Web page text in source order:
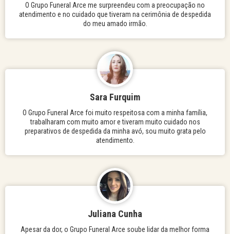
O Grupo Funeral Arce me surpreendeu com a preocupação no
atendimento e no cuidado que tiveram na cerimônia de despedida
do meu amado irmão.
Sara Furquim
O Grupo Funeral Arce foi muito respeitosa com a minha família,
trabalharam com muito amor e tiveram muito cuidado nos
preparativos de despedida da minha avó, sou muito grata pelo
atendimento.
Juliana Cunha
Apesar da dor, o Grupo Funeral Arce soube lidar da melhor forma